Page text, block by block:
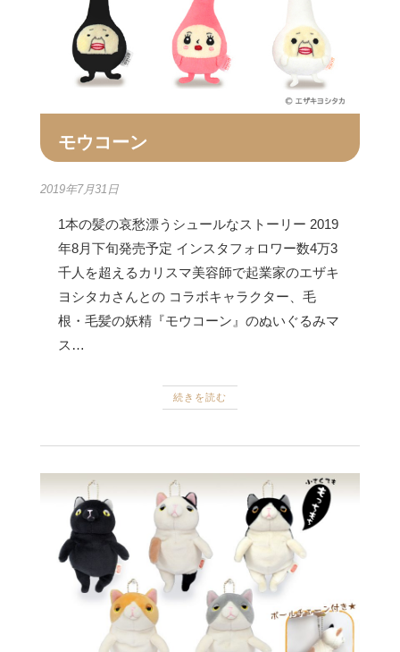
モウコーン
2019年7月31日
1本の髪の哀愁漂うシュールなストーリー 2019
年8月下旬発売予定 インスタフォロワー数4万3
千人を超えるカリスマ美容師で起業家のエザキ
ヨシタカさんとの コラボキャラクター、毛
根・毛髪の妖精『モウコーン』のぬいぐるみマ
ス…
続きを読む